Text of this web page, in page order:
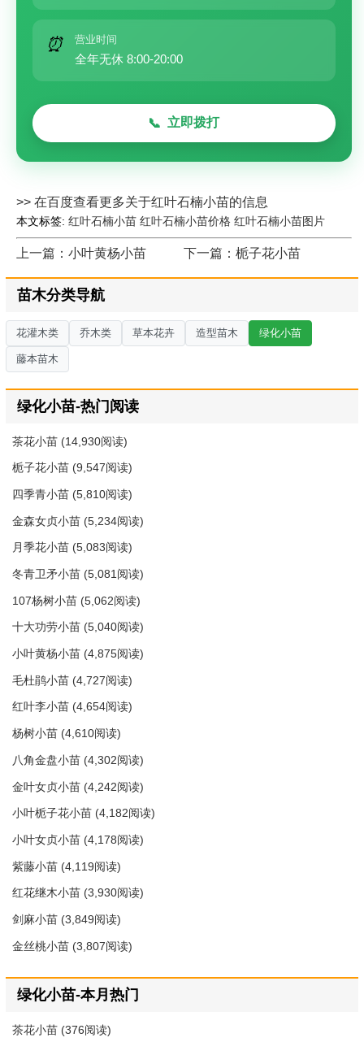
⏰ 营业时间
全年无休 8:00-20:00
📞 立即拨打
>> 在百度查看更多关于红叶石楠小苗的信息
本文标签: 红叶石楠小苗 红叶石楠小苗价格 红叶石楠小苗图片
上一篇：小叶黄杨小苗 下一篇：栀子花小苗
苗木分类导航
花灌木类 乔木类 草本花卉 造型苗木 绿化小苗
藤本苗木
绿化小苗-热门阅读
茶花小苗 (14,930阅读)
栀子花小苗 (9,547阅读)
四季青小苗 (5,810阅读)
金森女贞小苗 (5,234阅读)
月季花小苗 (5,083阅读)
冬青卫矛小苗 (5,081阅读)
107杨树小苗 (5,062阅读)
十大功劳小苗 (5,040阅读)
小叶黄杨小苗 (4,875阅读)
毛杜鹃小苗 (4,727阅读)
红叶李小苗 (4,654阅读)
杨树小苗 (4,610阅读)
八角金盘小苗 (4,302阅读)
金叶女贞小苗 (4,242阅读)
小叶栀子花小苗 (4,182阅读)
小叶女贞小苗 (4,178阅读)
紫藤小苗 (4,119阅读)
红花继木小苗 (3,930阅读)
剑麻小苗 (3,849阅读)
金丝桃小苗 (3,807阅读)
绿化小苗-本月热门
茶花小苗 (376阅读)